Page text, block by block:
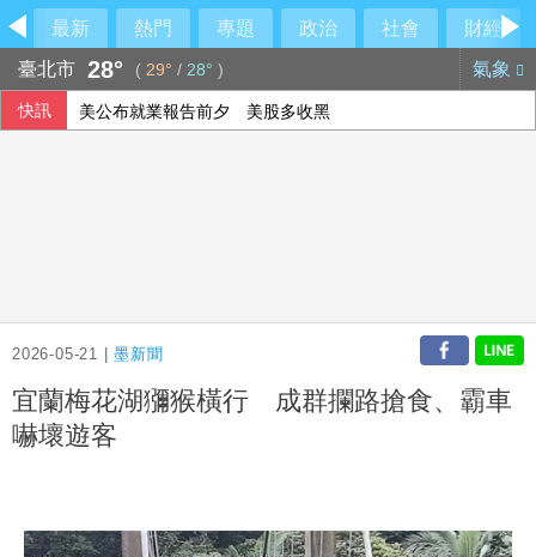
最新 熱門 專題 政治 社會
財經
臺北市 28° ( 29° / 28° ) 氣象
快訊 美公布就業報告前夕 美股多收黑
2026-05-21 |墨新聞
宜蘭梅花湖獼猴橫行 成群攔路搶食、霸車
嚇壞遊客